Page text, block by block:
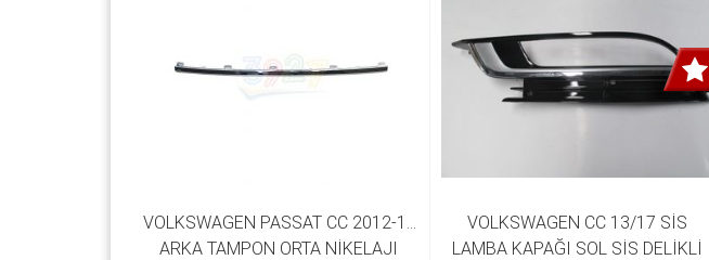
VOLKSWAGEN PASSAT CC 2012-17
ARKA TAMPON ORTA NİKELAJI
VOLKSWAGEN CC 13/17 SİS
LAMBA KAPAĞI SOL SİS DELİKLİ